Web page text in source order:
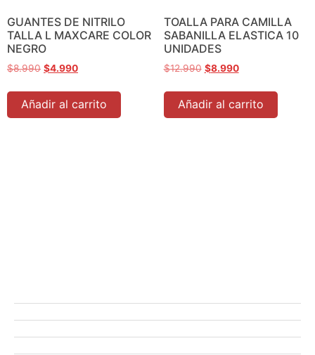
GUANTES DE NITRILO
TALLA L MAXCARE COLOR
NEGRO
$8.990 $4.990
Añadir al carrito
TOALLA PARA CAMILLA
SABANILLA ELASTICA 10
UNIDADES
$12.990 $8.990
Añadir al carrito
Ofertas
Manicure
Peluquería